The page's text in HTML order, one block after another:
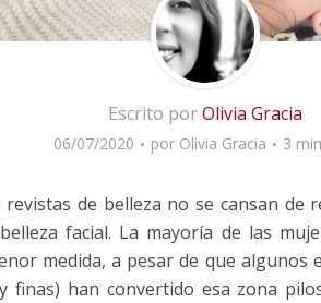
Escrito porOlivia Gracia
06/07/2020 por Olivia Gracia 3
de belleza no se cansan de
facial. La mayoría de las
medida, a pesar de que algunos
finas) han convertido esa zona